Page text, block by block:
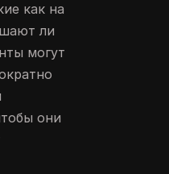
как на
ли
могут
они